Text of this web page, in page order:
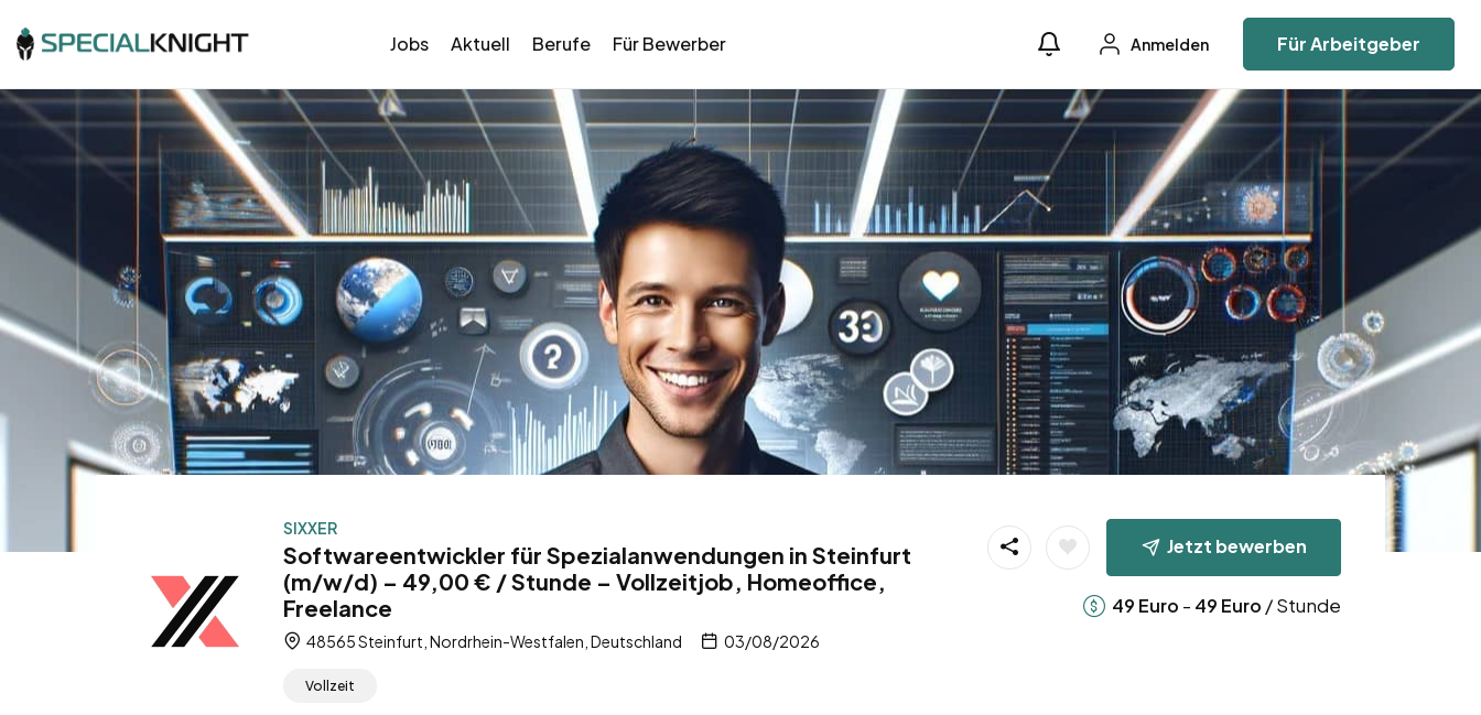
Jobs Aktuell Berufe Für Bewerber Anmelden Für Arbeitgeber
SIXXER
Softwareentwickler für Spezialanwendungen in Steinfurt
(m/w/d) – 49,00 € / Stunde – Vollzeitjob, Homeoffice,
Freelance
48565 Steinfurt, Nordrhein-Westfalen, Deutschland 03/08/2026
Vollzeit
Jetzt bewerben
49 Euro - 49 Euro / Stunde